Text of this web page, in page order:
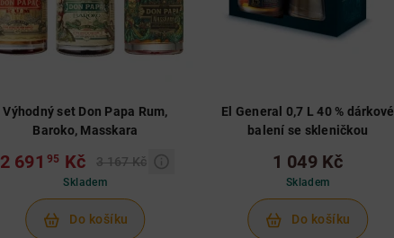
Výhodný set Don Papa Rum,
Baroko, Masskara
2 691 95 Kč 3 167 Kč
Skladem
Do košíku
El General 0,7 L 40 % dárkové
balení se skleničkou
1 049 Kč
Skladem
Do košíku